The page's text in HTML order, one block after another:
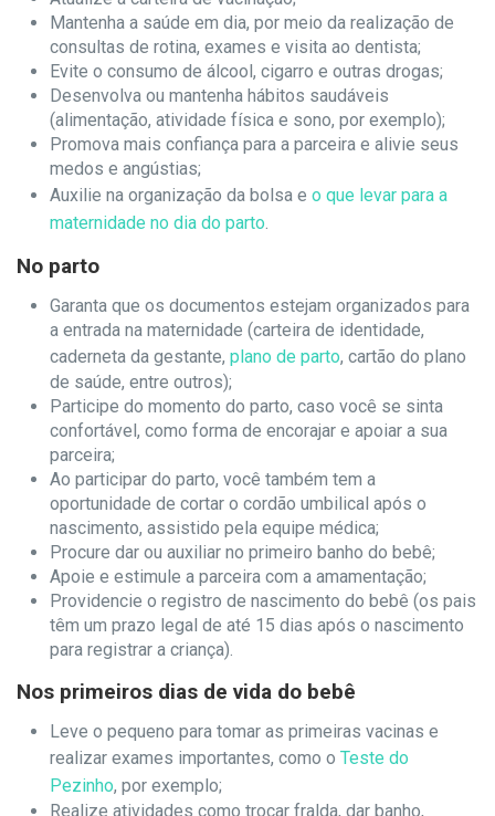
Mantenha a saúde em dia, por meio da realização de
consultas de rotina, exames e visita ao dentista;
Evite o consumo de álcool, cigarro e outras drogas;
Desenvolva ou mantenha hábitos saudáveis
(alimentação, atividade física e sono, por exemplo);
Promova mais confiança para a parceira e alivie seus
medos e angústias;
Auxilie na organização da bolsa e o que levar para a
maternidade no dia do parto.
No parto
Garanta que os documentos estejam organizados para
a entrada na maternidade (carteira de identidade,
caderneta da gestante, plano de parto, cartão do plano
de saúde, entre outros);
Participe do momento do parto, caso você se sinta
confortável, como forma de encorajar e apoiar a sua
parceira;
Ao participar do parto, você também tem a
oportunidade de cortar o cordão umbilical após o
nascimento, assistido pela equipe médica;
Procure dar ou auxiliar no primeiro banho do bebê;
Apoie e estimule a parceira com a amamentação;
Providencie o registro de nascimento do bebê (os pais
têm um prazo legal de até 15 dias após o nascimento
para registrar a criança).
Nos primeiros dias de vida do bebê
Leve o pequeno para tomar as primeiras vacinas e
realizar exames importantes, como o Teste do
Pezinho, por exemplo;
Realize atividades como trocar fralda, dar banho,